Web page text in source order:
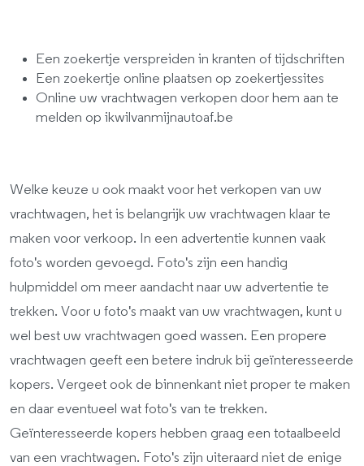
Een zoekertje verspreiden in kranten of tijdschriften
Een zoekertje online plaatsen op zoekertjessites
Online uw vrachtwagen verkopen door hem aan te
melden op ikwilvanmijnautoaf.be
Welke keuze u ook maakt voor het verkopen van uw
vrachtwagen, het is belangrijk uw vrachtwagen klaar te
maken voor verkoop. In een advertentie kunnen vaak
foto's worden gevoegd. Foto's zijn een handig
hulpmiddel om meer aandacht naar uw advertentie te
trekken. Voor u foto's maakt van uw vrachtwagen, kunt u
wel best uw vrachtwagen goed wassen. Een propere
vrachtwagen geeft een betere indruk bij geïnteresseerde
kopers. Vergeet ook de binnenkant niet proper te maken
en daar eventueel wat foto's van te trekken.
Geïnteresseerde kopers hebben graag een totaalbeeld
van een vrachtwagen. Foto's zijn uiteraard niet de enige